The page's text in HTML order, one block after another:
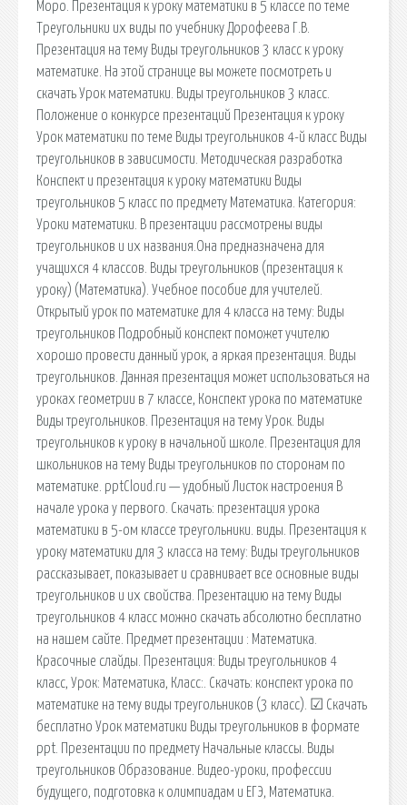
Моро. Презентация к уроку математики в 5 классе по теме
Треугольники их виды по учебнику Дорофеева Г.В.
Презентация на тему Виды треугольников 3 класс к уроку
математике. На этой странице вы можете посмотреть и
скачать Урок математики. Виды треугольников 3 класс.
Положение о конкурсе презентаций Презентация к уроку
Урок математики по теме Виды треугольников 4-й класс Виды
треугольников в зависимости. Методическая разработка
Конспект и презентация к уроку математики Виды
треугольников 5 класс по предмету Математика. Категория:
Уроки математики. В презентации рассмотрены виды
треугольников и их названия.Она предназначена для
учащихся 4 классов. Виды треугольников (презентация к
уроку) (Математика). Учебное пособие для учителей.
Открытый урок по математике для 4 класса на тему: Виды
треугольников Подробный конспект поможет учителю
хорошо провести данный урок, а яркая презентация. Виды
треугольников. Данная презентация может использоваться на
уроках геометрии в 7 классе, Конспект урока по математике
Виды треугольников. Презентация на тему Урок. Виды
треугольников к уроку в начальной школе. Презентация для
школьников на тему Виды треугольников по сторонам по
математике. pptCloud.ru — удобный Листок настроения В
начале урока у первого. Скачать: презентация урока
математики в 5-ом классе треугольники. виды. Презентация к
уроку математики для 3 класса на тему: Виды треугольников
рассказывает, показывает и сравнивает все основные виды
треугольников и их свойства. Презентацию на тему Виды
треугольников 4 класс можно скачать абсолютно бесплатно
на нашем сайте. Предмет презентации : Математика.
Красочные слайды. Презентация: Виды треугольников 4
класс, Урок: Математика, Класс:. Скачать: конспект урока по
математике на тему виды треугольников (3 класс). ☑ Скачать
бесплатно Урок математики Виды треугольников в формате
ppt. Презентации по предмету Начальные классы. Виды
треугольников Образование. Видео-уроки, профессии
будущего, подготовка к олимпиадам и ЕГЭ, Математика.